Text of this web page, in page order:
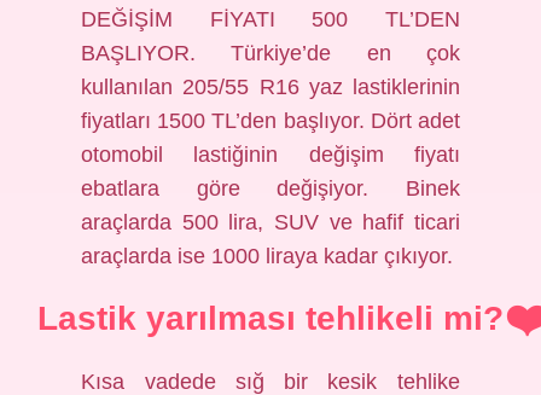
DEĞİŞİM FİYATI 500 TL’DEN
BAŞLIYOR. Türkiye’de en çok
kullanılan 205/55 R16 yaz lastiklerinin
fiyatları 1500 TL’den başlıyor. Dört adet
otomobil lastiğinin değişim fiyatı
ebatlara göre değişiyor. Binek
araçlarda 500 lira, SUV ve hafif ticari
araçlarda ise 1000 liraya kadar çıkıyor.
Lastik yarılması tehlikeli mi?
Kısa vadede sığ bir kesik tehlike